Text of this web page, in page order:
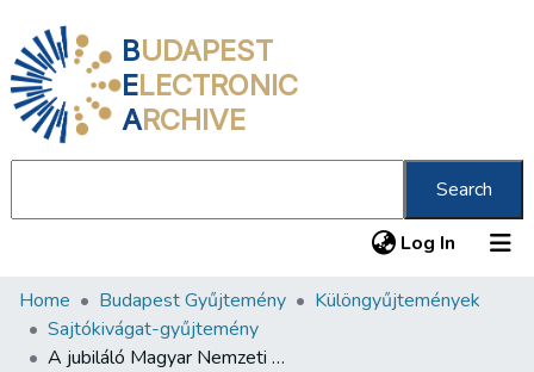
BUDAPEST
ELECTRONIC
ARCHIVE
Search
Log In (current)
Communities & Collections
All of DSpace
Home Budapest Gyűjtemény
Különgyűjtemények
Sajtókivágat-gyűjtemény
A jubiláló Magyar Nemzeti Múzeum